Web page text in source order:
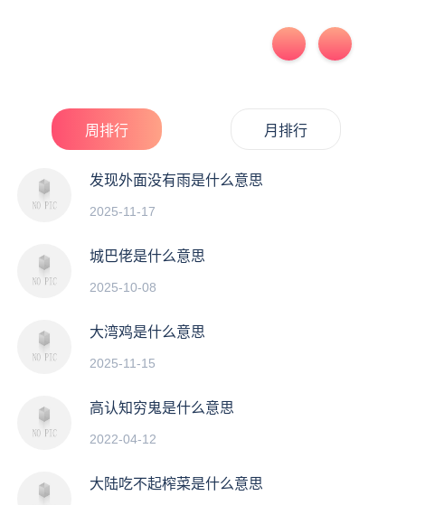
周排行 月排行
发现外面没有雨是什么意思
2025-11-17
城巴佬是什么意思
2025-10-08
大湾鸡是什么意思
2025-11-15
高认知穷鬼是什么意思
2022-04-12
大陆吃不起榨菜是什么意思